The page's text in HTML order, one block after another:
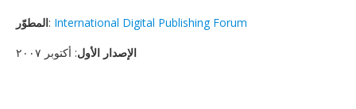
المطوّر: International Digital Publishing Forum
الإصدار الأول: أكتوبر ٢٠٠٧